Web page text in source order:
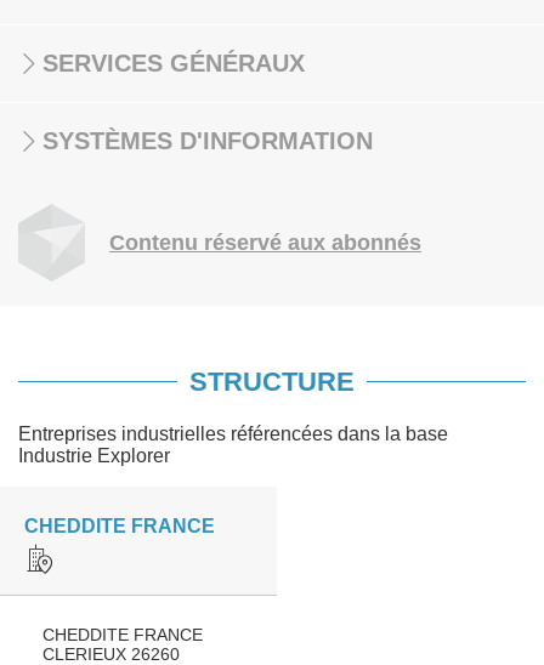
SERVICES GÉNÉRAUX
SYSTÈMES D'INFORMATION
Contenu réservé aux abonnés
STRUCTURE
Entreprises industrielles référencées dans la base
Industrie Explorer
CHEDDITE FRANCE
CHEDDITE FRANCE
CLERIEUX 26260